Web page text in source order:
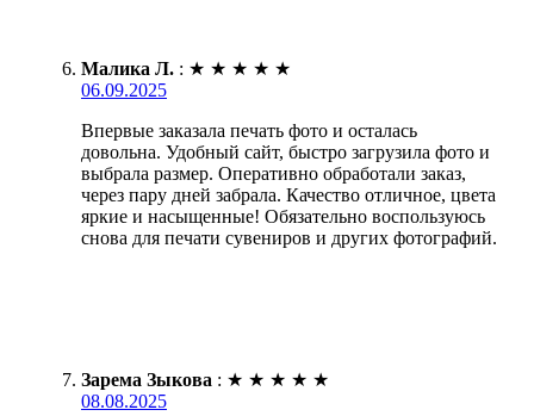
Малика Л. : ★ ★ ★ ★ ★
06.09.2025
Впервые заказала печать фото и осталась
довольна. Удобный сайт, быстро загрузила фото и
выбрала размер. Оперативно обработали заказ,
через пару дней забрала. Качество отличное, цвета
яркие и насыщенные! Обязательно воспользуюсь
снова для печати сувениров и других фотографий.
Зарема Зыкова : ★ ★ ★ ★ ★
08.08.2025